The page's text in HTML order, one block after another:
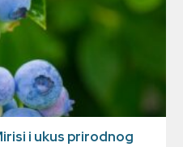
i ukus prirodnog